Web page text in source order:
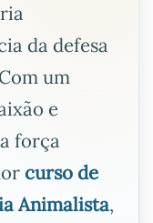
da defesa
um
e
força
curso de
Animalista,